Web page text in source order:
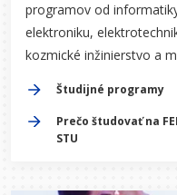
programov od
elektroniku,
kozmické inžinierstvo a
Študijné programy
Prečo študovať na FEI
STU